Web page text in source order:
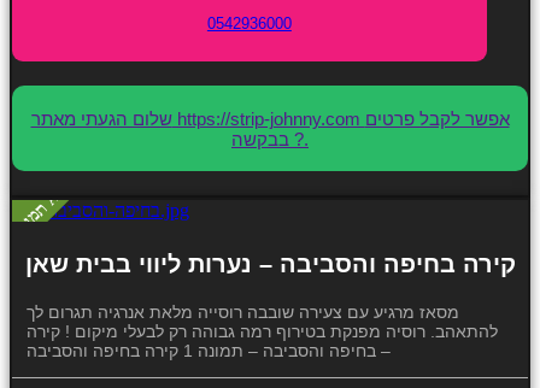
0542936000
שלום הגעתי מאתר https://strip-johnny.com אפשר לקבל פרטים
בבקשה ?.
קירה בחיפה והסביבה – נערות ליווי בבית שאן
מסאז מרגיע עם צעירה שובבה רוסייה מלאת אנרגיה תגרום לך
להתאהב. רוסיה מפנקת בטירוף רמה גבוהה רק לבעלי מיקום ! קירה
בחיפה והסביבה – תמונה 1 קירה בחיפה והסביבה –